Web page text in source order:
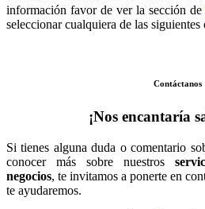
información favor de ver la sección de
seleccionar cualquiera de las siguientes
Contáctanos
¡Nos encantaría
Si tienes alguna duda o comentario
conocer más sobre nuestros
negocios, te invitamos a ponerte en
te ayudaremos.